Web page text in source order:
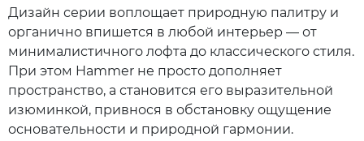
Дизайн серии воплощает природную палитру и
органично впишется в любой интерьер — от
минималистичного лофта до классического стиля.
При этом Hammer не просто дополняет
пространство, а становится его выразительной
изюминкой, привнося в обстановку ощущение
основательности и природной гармонии.